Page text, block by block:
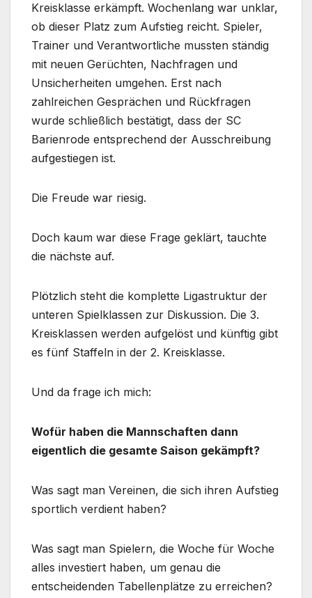
Kreisklasse erkämpft. Wochenlang war unklar,
ob dieser Platz zum Aufstieg reicht. Spieler,
Trainer und Verantwortliche mussten ständig
mit neuen Gerüchten, Nachfragen und
Unsicherheiten umgehen. Erst nach
zahlreichen Gesprächen und Rückfragen
wurde schließlich bestätigt, dass der SC
Barienrode entsprechend der Ausschreibung
aufgestiegen ist.
Die Freude war riesig.
Doch kaum war diese Frage geklärt, tauchte
die nächste auf.
Plötzlich steht die komplette Ligastruktur der
unteren Spielklassen zur Diskussion. Die 3.
Kreisklassen werden aufgelöst und künftig gibt
es fünf Staffeln in der 2. Kreisklasse.
Und da frage ich mich:
Wofür haben die Mannschaften dann
eigentlich die gesamte Saison gekämpft?
Was sagt man Vereinen, die sich ihren Aufstieg
sportlich verdient haben?
Was sagt man Spielern, die Woche für Woche
alles investiert haben, um genau die
entscheidenden Tabellenplätze zu erreichen?